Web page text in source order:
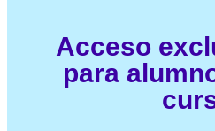
Acceso
para